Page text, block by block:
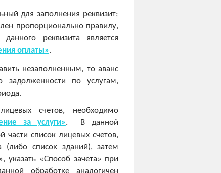
для заполнения реквизит;
пропорционально правилу,
реквизита является
оплаты».
незаполненным, то аванс
задолженности по услугам,
счетов, необходимо
за услуги». В данной
части список лицевых счетов,
(либо список зданий), затем
указать «Способ зачета» при
обработке аналогичен